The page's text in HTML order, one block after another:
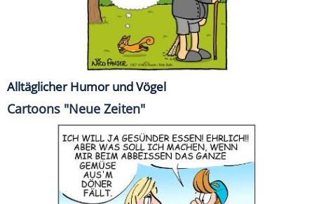
Alltäglicher Humor und Vögel
Cartoons "Neue Zeiten"